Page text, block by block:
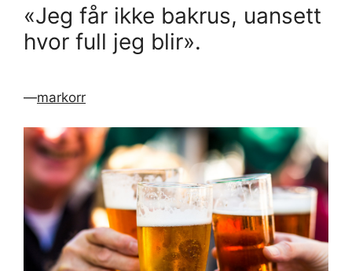
«Jeg får ikke bakrus, uansett
hvor full jeg blir».
—markorr